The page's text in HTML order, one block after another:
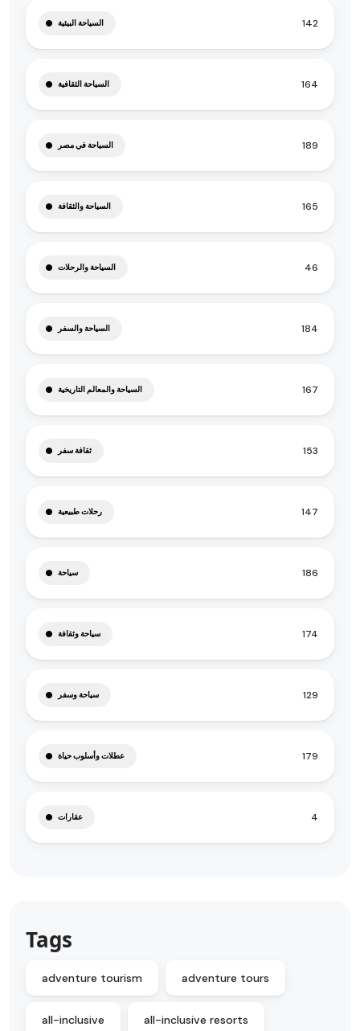
السياحة البيئية 142
السياحة الثقافية 164
السياحة في مصر 189
السياحة والثقافة 165
السياحة والرحلات 46
السياحة والسفر 184
السياحة والمعالم التاريخية 167
ثقافة سفر 153
رحلات طبيعية 147
سياحة 186
سياحة وثقافة 174
سياحة وسفر 129
عطلات وأسلوب حياة 179
عقارات 4
Tags
adventure tourism adventure tours
all-inclusive all-inclusive resorts